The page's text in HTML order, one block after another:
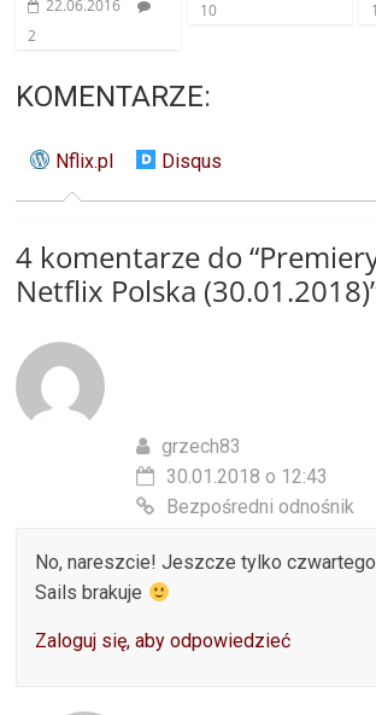
22.06.2016
2
10
KOMENTARZE:
Nflix.pl Disqus
4 komentarze do “
Netflix Polska (30.01.2018)
grzech83
30.01.2018 o 12:43
Bezpośredni odnośnik
No, nareszcie! Jeszcze tylko
Sails brakuje
Zaloguj się, aby odpowiedzieć